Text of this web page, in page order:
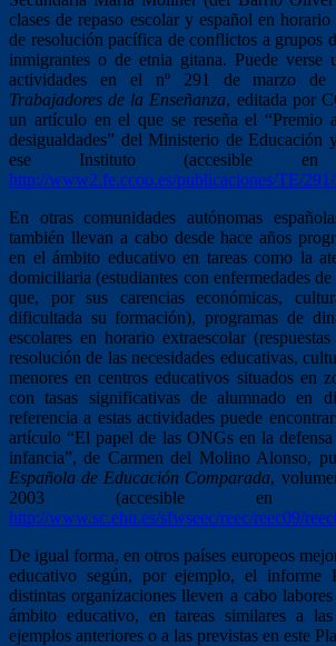
clases de repaso escolar y español en
de resolución pacífica de conflictos a grupos
inmigrantes o de etnia gitana. Puede verse
actividades en el nº 291 de marzo
Trabajadores de la Enseñanza, editada por
un artículo en el que se reseña el “Premio
desigualdades” del Ministerio de Educación
ese Instituto (accesible
http://www2.fe.ccoo.es/publicaciones/TE/
En otras comunidades autónomas
también llevan a cabo desde hace años
en el ámbito educativo en tareas como la
domiciliaria (estudiantes con enfermedades
que, por sus carencias económicas,
dificultada su formación), programas de
escolares en horario extraescolar
resolución de las necesidades educativas,
menores en centros educativos situados en
con tasas significativas de alumnado en
referencia a estas actividades puede
artículo “El papel de las ONGs en la
infancia”, de Carmen del Molino Alonso,
Española de Educación Comparada,
2003 (accesible en
http://www.sc.ehu.es/sfwseec/reec/reec09/
De igual forma, en otros países europeos
educativo según, por ejemplo, el informe
distintas organizaciones lleven a cabo
ámbito educativo, en tareas similares a
ejemplos anteriores o a las previstas en este